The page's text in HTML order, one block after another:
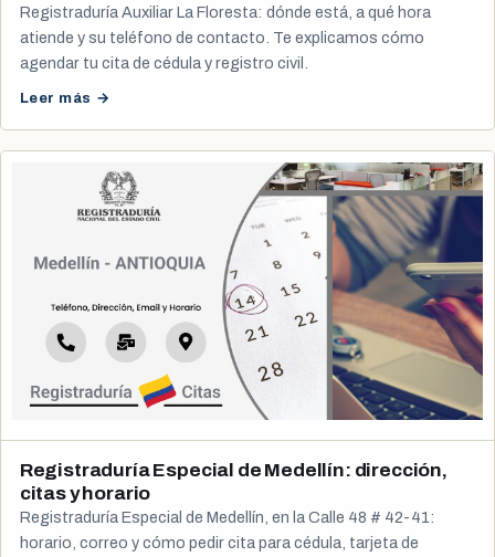
Registraduría Auxiliar La Floresta: dónde está, a qué hora
atiende y su teléfono de contacto. Te explicamos cómo
agendar tu cita de cédula y registro civil.
Leer más →
Registraduría Especial de Medellín: dirección,
citas y horario
Registraduría Especial de Medellín, en la Calle 48 # 42-41:
horario, correo y cómo pedir cita para cédula, tarjeta de